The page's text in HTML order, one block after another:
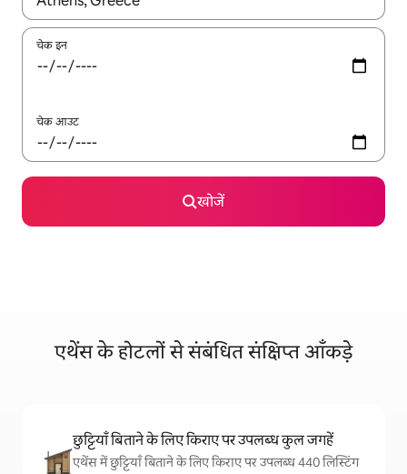
चेक इन
चेक आउट
खोजें
एथेंस के होटलों से संबंधित संक्षिप्त आँकड़े
छुट्टियाँ बिताने के लिए किराए पर उपलब्ध कुल जगहें
एथेंस में छुट्टियाँ बिताने के लिए किराए पर उपलब्ध 440 लिस्टिंग